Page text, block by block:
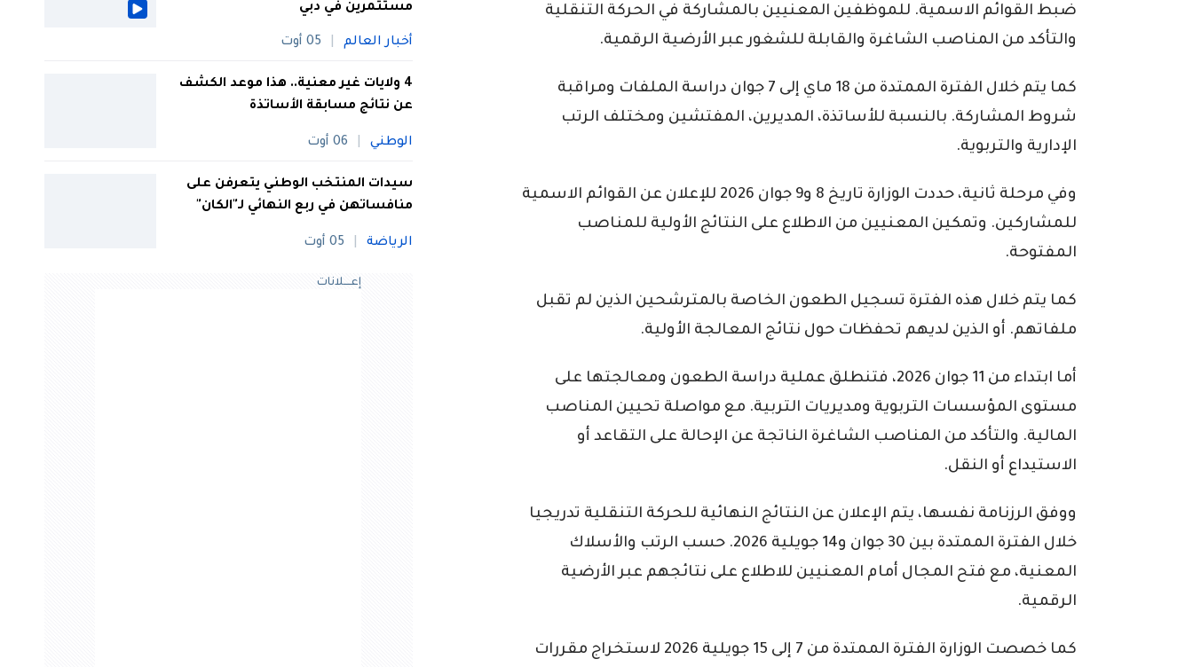
ضبط القوائم الاسمية. للموظفين المعنيين بالمشاركة في الحركة التنقلية
والتأكد من المناصب الشاغرة والقابلة للشغور عبر الأرضية الرقمية.
كما يتم خلال الفترة الممتدة من 18 ماي إلى 7 جوان دراسة الملفات ومراقبة
شروط المشاركة. بالنسبة للأساتذة، المديرين، المفتشين ومختلف الرتب
الإدارية والتربوية.
وفي مرحلة ثانية، حددت الوزارة تاريخ 8 و9 جوان 2026 للإعلان عن القوائم الاسمية
للمشاركين. وتمكين المعنيين من الاطلاع على النتائج الأولية للمناصب
المفتوحة.
كما يتم خلال هذه الفترة تسجيل الطعون الخاصة بالمترشحين الذين لم تقبل
ملفاتهم. أو الذين لديهم تحفظات حول نتائج المعالجة الأولية.
أما ابتداء من 11 جوان 2026، فتنطلق عملية دراسة الطعون ومعالجتها على
مستوى المؤسسات التربوية ومديريات التربية. مع مواصلة تحيين المناصب
المالية. والتأكد من المناصب الشاغرة الناتجة عن الإحالة على التقاعد أو
الاستيداع أو النقل.
ووفق الرزنامة نفسها، يتم الإعلان عن النتائج النهائية للحركة التنقلية تدريجيا
خلال الفترة الممتدة بين 30 جوان و14 جويلية 2026. حسب الرتب والأسلاك
المعنية، مع فتح المجال أمام المعنيين للاطلاع على نتائجهم عبر الأرضية
الرقمية.
كما خصصت الوزارة الفترة الممتدة من 7 إلى 15 جويلية 2026 لاستخراج مقررات
مستثمرين في دبي
أخبار العالم 05 أوت
4 ولايات غير معنية.. هذا موعد الكشف
عن نتائج مسابقة الأساتذة
الوطني 06 أوت
سيدات المنتخب الوطني يتعرفن على
منافساتهن في ربع النهائي لـ"الكان"
الرياضة 05 أوت
إعــــلانات